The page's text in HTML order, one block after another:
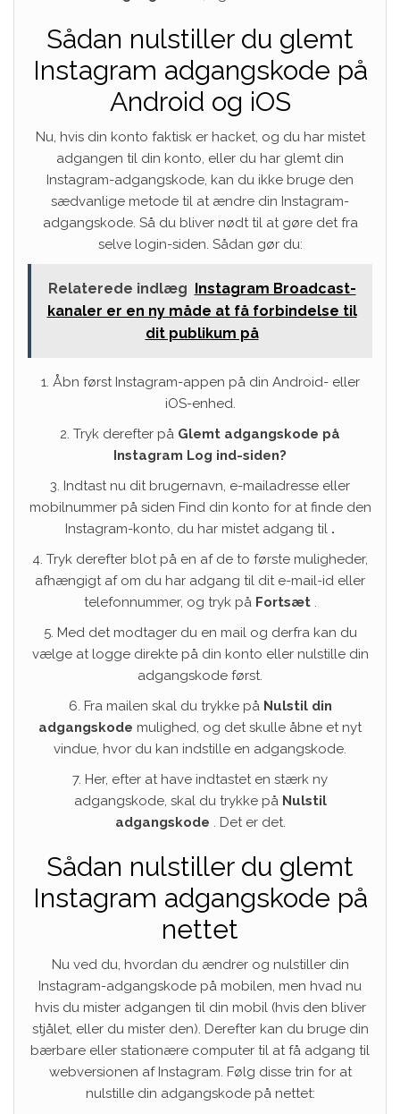
Sådan nulstiller du glemt
Instagram adgangskode på
Android og iOS
Nu, hvis din konto faktisk er hacket, og du har mistet
adgangen til din konto, eller du har glemt din
Instagram-adgangskode, kan du ikke bruge den
sædvanlige metode til at ændre din Instagram-
adgangskode. Så du bliver nødt til at gøre det fra
selve login-siden. Sådan gør du:
Relaterede indlæg Instagram Broadcast-
kanaler er en ny måde at få forbindelse til
dit publikum på
1. Åbn først Instagram-appen på din Android- eller
iOS-enhed.
2. Tryk derefter på Glemt adgangskode på
Instagram Log ind-siden?
3. Indtast nu dit brugernavn, e-mailadresse eller
mobilnummer på siden Find din konto for at finde den
Instagram-konto, du har mistet adgang til .
4. Tryk derefter blot på en af ​​de to første muligheder,
afhængigt af om du har adgang til dit e-mail-id eller
telefonnummer, og tryk på Fortsæt.
5. Med det modtager du en mail og derfra kan du
vælge at logge direkte på din konto eller nulstille din
adgangskode først.
6. Fra mailen skal du trykke på Nulstil din
adgangskode mulighed, og det skulle åbne et nyt
vindue, hvor du kan indstille en adgangskode.
7. Her, efter at have indtastet en stærk ny
adgangskode, skal du trykke på Nulstil
adgangskode . Det er det.
Sådan nulstiller du glemt
Instagram adgangskode på
nettet
Nu ved du, hvordan du ændrer og nulstiller din
Instagram-adgangskode på mobilen, men hvad nu
hvis du mister adgangen til din mobil (hvis den bliver
stjålet, eller du mister den). Derefter kan du bruge din
bærbare eller stationære computer til at få adgang til
webversionen af ​​Instagram. Følg disse trin for at
nulstille din adgangskode på nettet: